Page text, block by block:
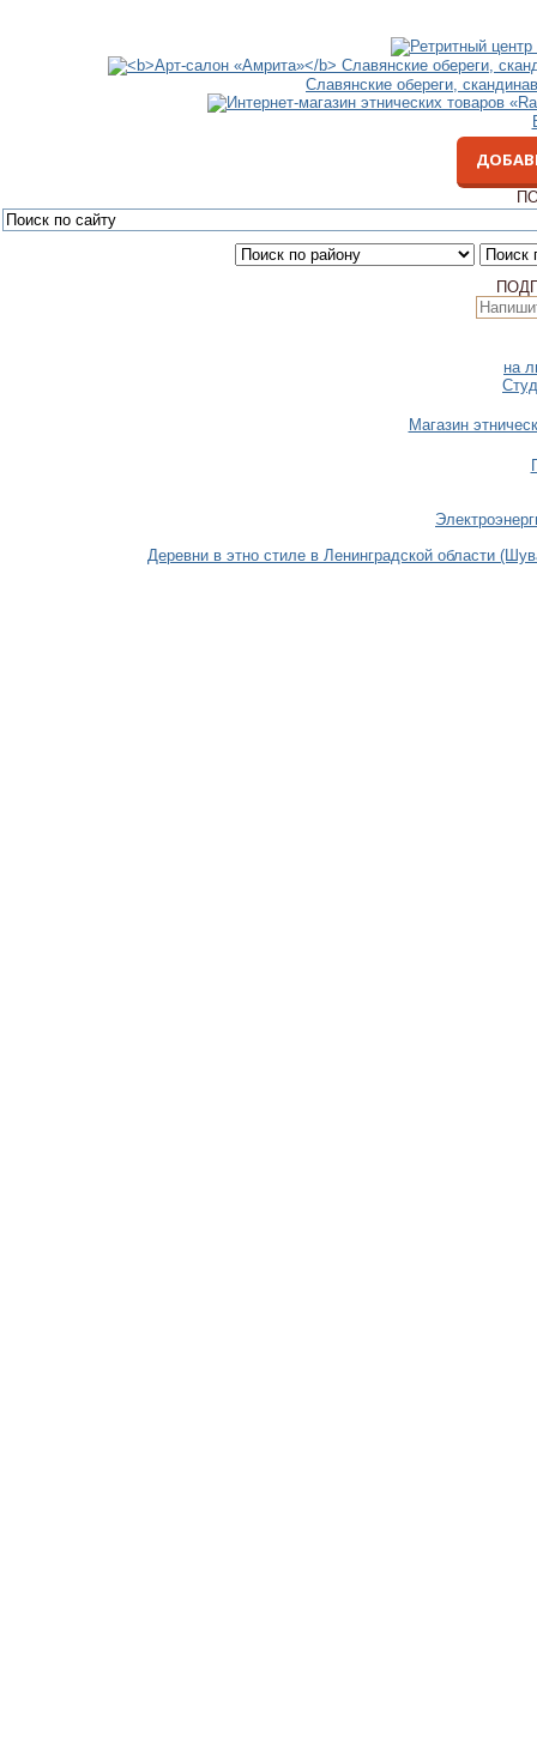
Славянские обереги,
на
Магазин
Деревни в этно стиле в Ленинградской области